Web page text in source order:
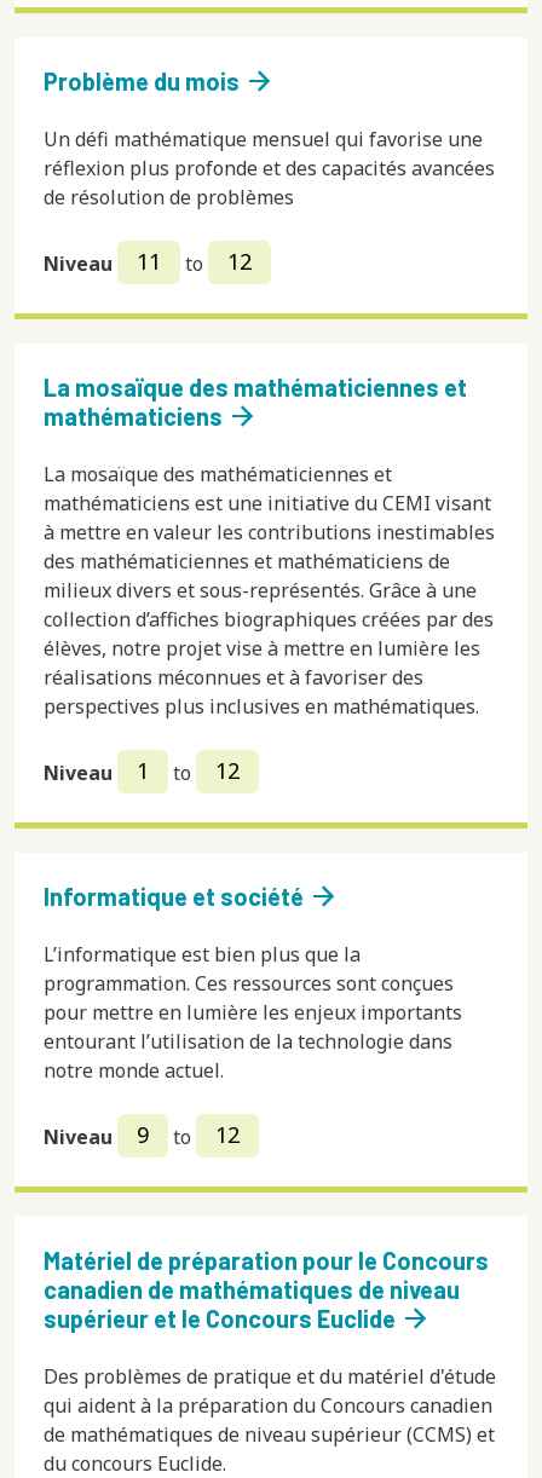
Problème du mois arrow_forward
Un défi mathématique mensuel qui favorise une
réflexion plus profonde et des capacités avancées
de résolution de problèmes
Niveau 11 to 12
La mosaïque des mathématiciennes et
mathématiciens arrow_forward
La mosaïque des mathématiciennes et
mathématiciens est une initiative du CEMI visant
à mettre en valeur les contributions inestimables
des mathématiciennes et mathématiciens de
milieux divers et sous-représentés. Grâce à une
collection d’affiches biographiques créées par des
élèves, notre projet vise à mettre en lumière les
réalisations méconnues et à favoriser des
perspectives plus inclusives en mathématiques.
Niveau 1 to 12
Informatique et société arrow_forward
L’informatique est bien plus que la
programmation. Ces ressources sont conçues
pour mettre en lumière les enjeux importants
entourant l’utilisation de la technologie dans
notre monde actuel.
Niveau 9 to 12
Matériel de préparation pour le Concours
canadien de mathématiques de niveau
supérieur et le Concours Euclide arrow_forward
Des problèmes de pratique et du matériel d'étude
qui aident à la préparation du Concours canadien
de mathématiques de niveau supérieur (CCMS) et
du concours Euclide.